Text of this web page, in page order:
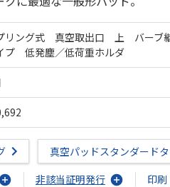
リング式 真空取出口 上 バーブ
プ 低発塵／低荷重ホルダ
真空パッドスタンダード
非該当証明発行 印刷